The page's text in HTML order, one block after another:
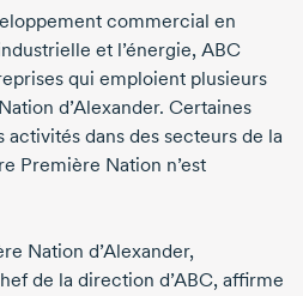
commercial en
et l’énergie, ABC
qui emploient plusieurs
d’Alexander. Certaines
dans des secteurs de la
Première Nation n’est
Nation d’Alexander,
de la direction d’ABC, affirme